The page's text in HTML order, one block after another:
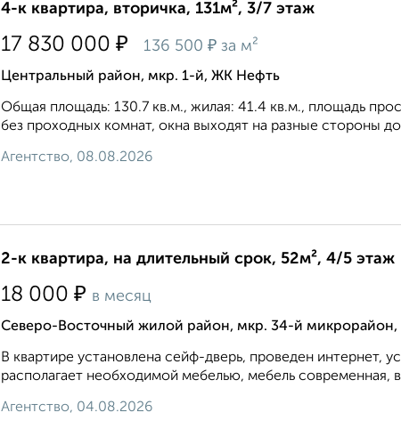
4-к квартира, вторичка, 131м², 3/7 этаж
17 830 000 ₽ 136 500 ₽ за м²
Центральный район, мкр. 1-й, ЖК Нефть
Общая площадь: 130.7 кв.м., жилая: 41.4 кв.м., площадь
без проходных комнат, окна выходят на paзные стороны
Агентство, 08.08.2026
2-к квартира, на длительный срок, 52м², 4/5 этаж
18 000 ₽ в месяц
Северо-Восточный жилой район, мкр. 34-й микрорайон,
В квартире установлена сейф-дверь, проведен интернет,
располагает необходимой мебелью, мебель
Агентство, 04.08.2026